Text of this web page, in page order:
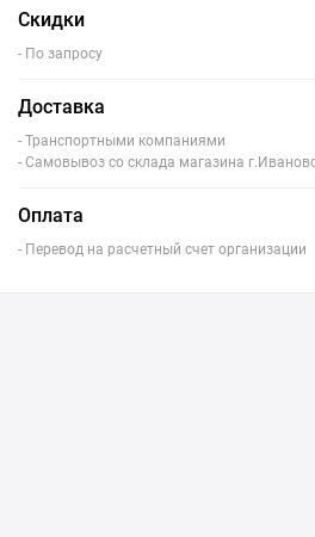
Скидки
- По запросу
Доставка
- Транспортными компаниями
- Самовывоз со склада магазина
Оплата
- Перевод на расчетный счет организации